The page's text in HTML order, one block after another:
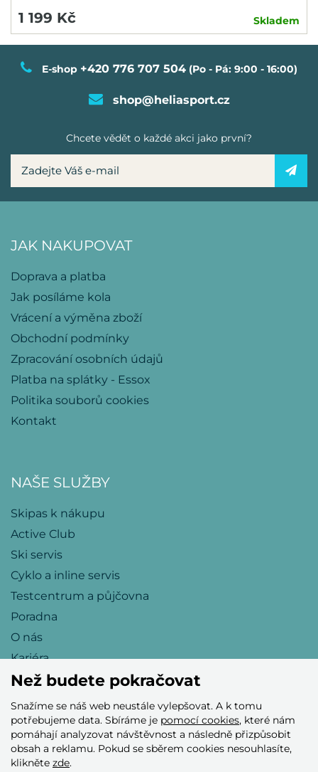
1 199 Kč Skladem
E-shop +420 776 707 504 (Po - Pá: 9:00 - 16:00)
shop@heliasport.cz
Chcete vědět o každé akci jako první?
JAK NAKUPOVAT
Doprava a platba
Jak posíláme kola
Vrácení a výměna zboží
Obchodní podmínky
Zpracování osobních údajů
Platba na splátky - Essox
Politika souborů cookies
Kontakt
NAŠE SLUŽBY
Skipas k nákupu
Active Club
Ski servis
Cyklo a inline servis
Testcentrum a půjčovna
Poradna
O nás
Kariéra
Přijímáme tyto platební karty
Než budete pokračovat
Snažíme se náš web neustále vylepšovat. A k tomu
potřebujeme data. Sbíráme je pomocí cookies, které nám
pomáhají analyzovat návštěvnost a následně přizpůsobit
obsah a reklamu. Pokud se sběrem cookies nesouhlasíte,
klikněte zde.